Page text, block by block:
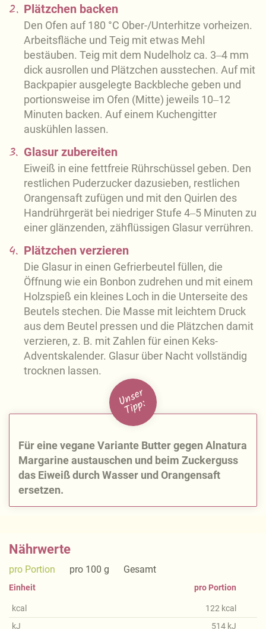
2. Plätzchen backen
Den Ofen auf 180 °C Ober-/Unterhitze vorheizen.
Arbeitsfläche und Teig mit etwas Mehl
bestäuben. Teig mit dem Nudelholz ca. 3‒4 mm
dick ausrollen und Plätzchen ausstechen. Auf mit
Backpapier ausgelegte Backbleche geben und
portionsweise im Ofen (Mitte) jeweils 10‒12
Minuten backen. Auf einem Kuchengitter
auskühlen lassen.
3. Glasur zubereiten
Eiweiß in eine fettfreie Rührschüssel geben. Den
restlichen Puderzucker dazusieben, restlichen
Orangensaft zufügen und mit den Quirlen des
Handrührgerät bei niedriger Stufe 4‒5 Minuten zu
einer glänzenden, zähflüssigen Glasur verrühren.
4. Plätzchen verzieren
Die Glasur in einen Gefrierbeutel füllen, die
Öffnung wie ein Bonbon zudrehen und mit einem
Holzspieß ein kleines Loch in die Unterseite des
Beutels stechen. Die Masse mit leichtem Druck
aus dem Beutel pressen und die Plätzchen damit
verzieren, z. B. mit Zahlen für einen Keks-
Adventskalender. Glasur über Nacht vollständig
trocknen lassen.
U
n
s
e
r
Ti
p
p:
Für eine vegane Variante Butter gegen Alnatura
Margarine austauschen und beim Zuckerguss
das Eiweiß durch Wasser und Orangensaft
ersetzen.
Nährwerte
pro Portion pro 100 g Gesamt
Einheit
kcal
kJ
pro Portion
122 kcal
514 kJ